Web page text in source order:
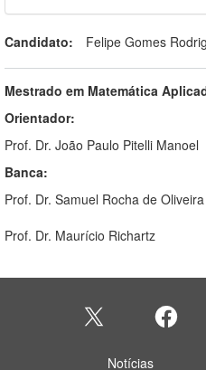
Candidato: Felipe Gomes
Mestrado em Matemática
Orientador:
Prof. Dr. João Paulo Pitelli Manoel
Banca:
Prof. Dr. Samuel Rocha de Oliveira
Prof. Dr. Maurício Richartz
Notícias